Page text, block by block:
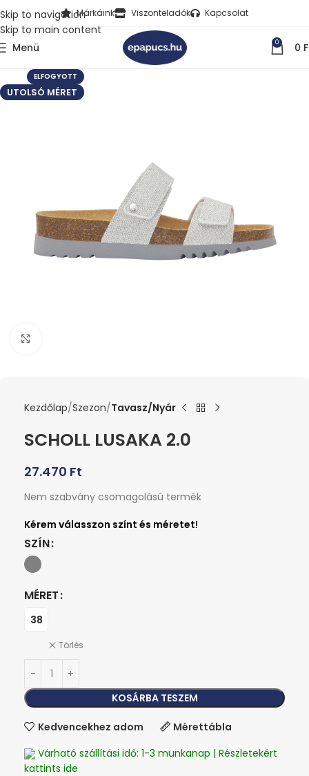
Skip to navigation
Skip to main content
Márkáink Viszonteladók Kapcsolat
Menü 0 0
ELFOGYOTT
UTOLSÓ MÉRET
Kezdőlap Szezon Tavasz/Nyár
SCHOLL LUSAKA 2.0
27.470 Ft
Nem szabvány csomagolású termék
SZÍN
MÉRET
38
Törlés
KOSÁRBA TESZEM
Kedvencekhez adom
Mérettábla
Várható szállítási idő: 1-3 munkanap | Részletekért
kattints ide